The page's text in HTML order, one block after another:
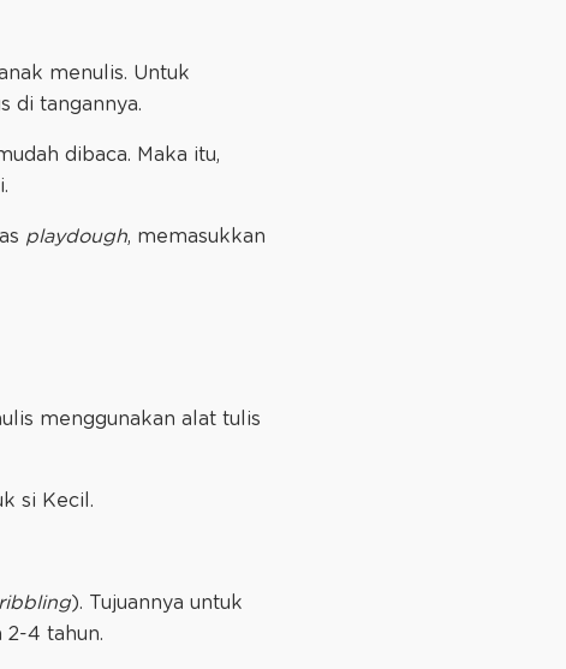
menulis. Untuk
di tangannya.
dibaca. Maka itu,
playdough, memasukkan
menggunakan alat tulis
si Kecil.
). Tujuannya untuk
2-4 tahun.